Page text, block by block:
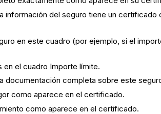
información del seguro tiene un
en este cuadro (por ejemplo, si el
el cuadro Importe límite.
documentación completa sobre este
como aparece en el certificado.
como aparece en el certificado.